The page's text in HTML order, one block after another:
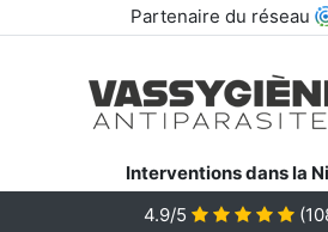
Partenaire du réseau
Interventions dans la
4.9/5
(